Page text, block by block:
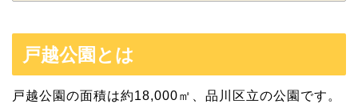
戸越公園とは
戸越公園の面積は約18,000㎡、品川区立の公園です。